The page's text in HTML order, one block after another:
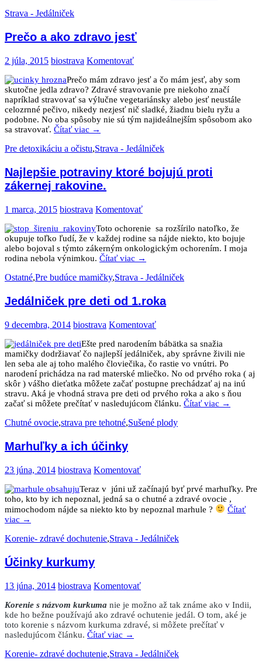
Strava - Jedálniček
Prečo a ako zdravo jesť
2 júla, 2015 biostrava Komentovať
Prečo mám zdravo jesť a čo mám jesť, aby som
skutočne jedla zdravo? Zdravé stravovanie pre niekoho značí
napríklad stravovať sa výlučne vegetariánsky alebo jesť neustále
celozrnné pečivo, nikedy nezjesť nič sladké, žiadnu bielu ryžu a
podobne. No oba spôsoby nie sú tým najideálnejším spôsobom ako
sa stravovať. Čítať viac →
Pre detoxikáciu a očistu,Strava - Jedálniček
Najlepšie potraviny ktoré bojujú proti
zákernej rakovine.
1 marca, 2015 biostrava Komentovať
Toto ochorenie sa rozšírilo natoľko, že
okupuje toľko ľudí, že v každej rodine sa nájde niekto, kto bojuje
alebo bojoval s týmto zákerným onkologickým ochorením. I moja
rodina nebola výnimkou. Čítať viac →
Ostatné,Pre budúce mamičky,Strava - Jedálniček
Jedálniček pre deti od 1.roka
9 decembra, 2014 biostrava Komentovať
Ešte pred narodením bábätka sa snažia
mamičky dodržiavať čo najlepší jedálniček, aby správne živili nie
len seba ale aj toho malého človiečika, čo rastie vo vnútri. Po
narodení prichádza na rad materské mliečko. No od prvého roka ( aj
skôr ) vášho dieťatka môžete začať postupne prechádzať aj na inú
stravu. Aká je vhodná strava pre deti od prvého roka a ako s ňou
začať si môžete prečítať v nasledujúcom článku. Čítať viac →
Chutné ovocie,strava pre tehotné,Sušené plody
Marhuľky a ich účinky
23 júna, 2014 biostrava Komentovať
Teraz v júni už začínajú byť prvé marhuľky. Pre
toho, kto by ich nepoznal, jedná sa o chutné a zdravé ovocie ,
mimochodom nájde sa niekto kto by nepoznal marhule ?
Čítať
viac →
Korenie- zdravé dochutenie,Strava - Jedálniček
Účinky kurkumy
13 júna, 2014 biostrava Komentovať
Korenie s názvom kurkuma nie je možno až tak známe ako v Indii,
kde ho bežne používajú ako zdravé ochutenie jedál. O tom, aké je
toto korenie s názvom kurkuma zdravé, si môžete prečítať v
nasledujúcom článku. Čítať viac →
Korenie- zdravé dochutenie,Strava - Jedálniček